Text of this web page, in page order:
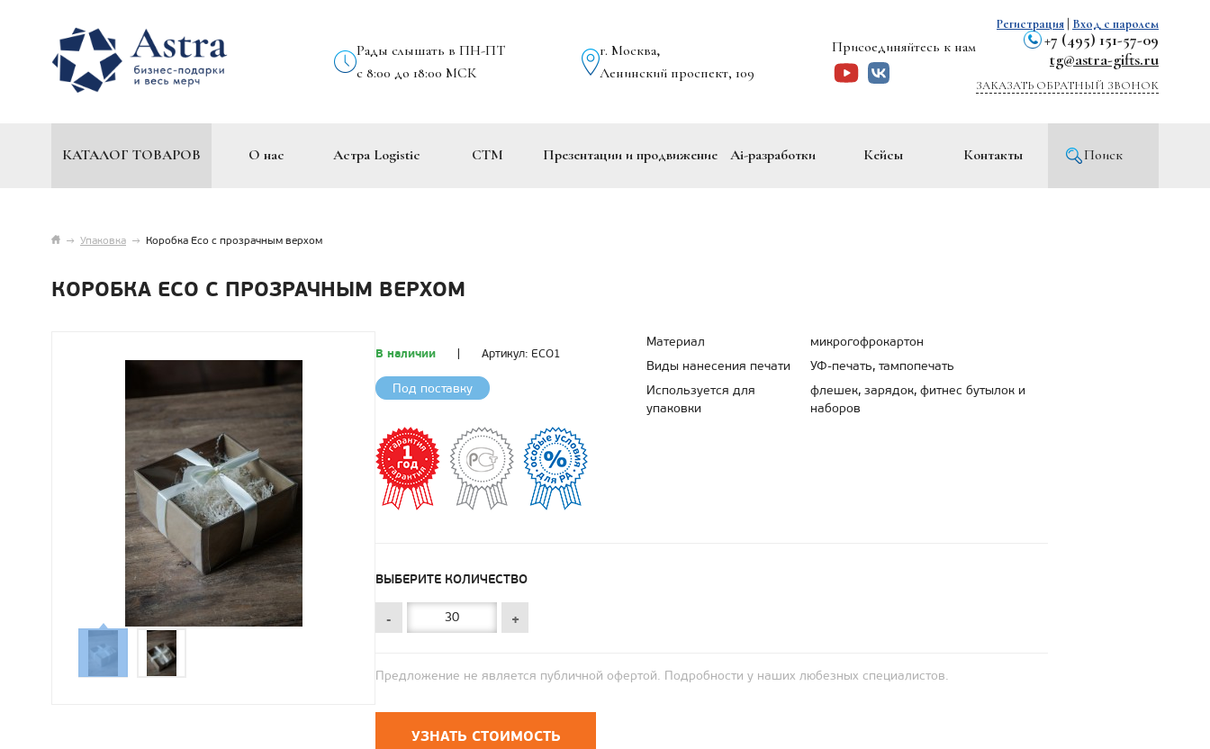
Рады слышать в ПН-ПТ
с 8:00 до 18:00 МСК
г. Москва,
Ленинский проспект, 109
Присоединяйтесь к нам
+7 (495) 151-57-09
tg@astra-gifts.ru
ЗАКАЗАТЬ ОБРАТНЫЙ ЗВОНОК
Регистрация Вход с паролем
КАТАЛОГ ТОВАРОВ О нас Астра Logistic СТМ Презентации и продвижение Ai-разработки Кейсы Контакты Поиск
→ Упаковка → Коробка Eco с прозрачным верхом
КОРОБКА ECO С ПРОЗРАЧНЫМ ВЕРХОМ
В наличии Артикул: ECO1
Под поставку
Материал
микрогофрокартон
Виды нанесения печати
УФ-печать, тампопечать
Используется для
упаковки
флешек, зарядок, фитнес бутылок и
наборов
ВЫБЕРИТЕ КОЛИЧЕСТВО
- +
Предложение не является публичной офертой. Подробности у наших любезных специалистов.
УЗНАТЬ СТОИМОСТЬ